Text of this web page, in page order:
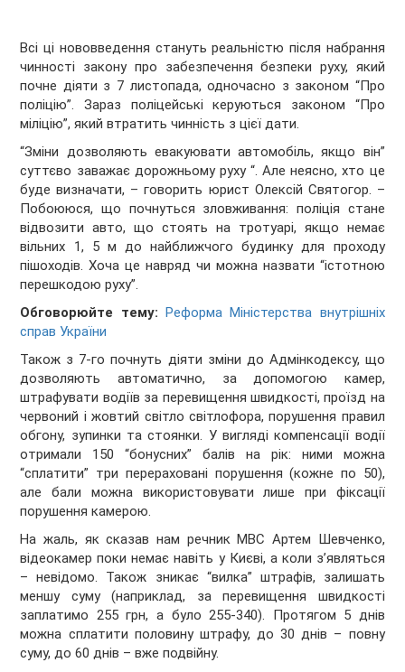
Всі ці нововведення стануть реальністю після набрання
чинності закону про забезпечення безпеки руху, який
почне діяти з 7 листопада, одночасно з законом “Про
поліцію”. Зараз поліцейські керуються законом “Про
міліцію”, який втратить чинність з цієї дати.
“Зміни дозволяють евакуювати автомобіль, якщо він”
суттєво заважає дорожньому руху “. Але неясно, хто це
буде визначати, – говорить юрист Олексій Святогор. –
Побоююся, що почнуться зловживання: поліція стане
відвозити авто, що стоять на тротуарі, якщо немає
вільних 1, 5 м до найближчого будинку для проходу
пішоходів. Хоча це навряд чи можна назвати “істотною
перешкодою руху”.
Обговорюйте тему: Реформа Міністерства внутрішніх
справ України
Також з 7-го почнуть діяти зміни до Адмінкодексу, що
дозволяють автоматично, за допомогою камер,
штрафувати водіїв за перевищення швидкості, проїзд на
червоний і жовтий світло світлофора, порушення правил
обгону, зупинки та стоянки. У вигляді компенсації водії
отримали 150 “бонусних” балів на рік: ними можна
“сплатити” три перераховані порушення (кожне по 50),
але бали можна використовувати лише при фіксації
порушення камерою.
На жаль, як сказав нам речник МВС Артем Шевченко,
відеокамер поки немає навіть у Києві, а коли з’являться
– невідомо. Також зникає “вилка” штрафів, залишать
меншу суму (наприклад, за перевищення швидкості
заплатимо 255 грн, а було 255-340). Протягом 5 днів
можна сплатити половину штрафу, до 30 днів – повну
суму, до 60 днів – вже подвійну.